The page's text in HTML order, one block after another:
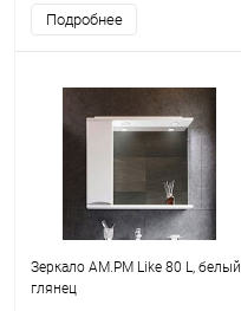
Подробнее
Зеркало AM.PM Like 80 L, белый
глянец